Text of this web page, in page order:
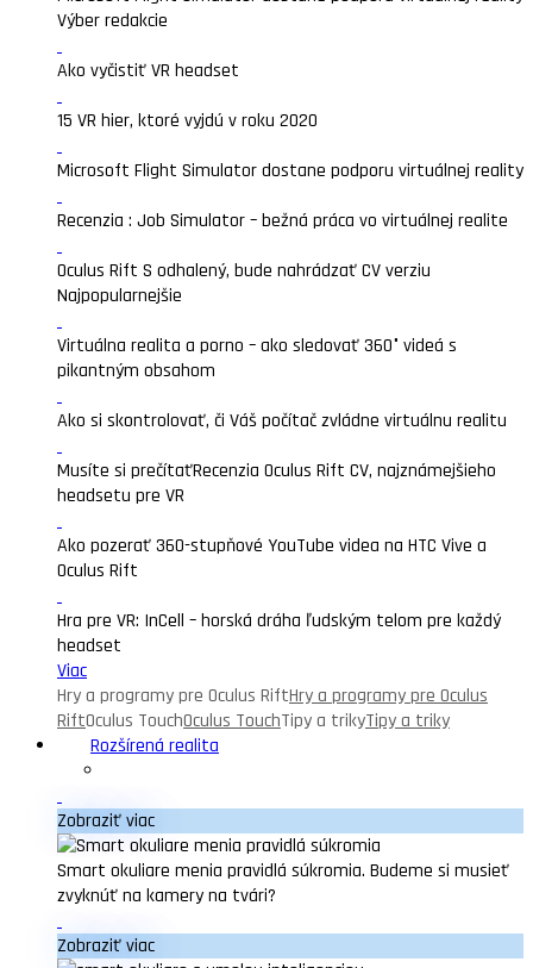
Výber redakcie
Ako vyčistiť VR headset
15 VR hier, ktoré vyjdú v roku 2020
Microsoft Flight Simulator dostane podporu virtuálnej reality
Recenzia : Job Simulator – bežná práca vo virtuálnej realite
Oculus Rift S odhalený, bude nahrádzať CV verziu
Najpopularnejšie
Virtuálna realita a porno – ako sledovať 360° videá s
pikantným obsahom
Ako si skontrolovať, či Váš počítač zvládne virtuálnu realitu
Musíte si prečítaťRecenzia Oculus Rift CV, najznámejšieho
headsetu pre VR
Ako pozerať 360-stupňové YouTube videa na HTC Vive a
Oculus Rift
Hra pre VR: InCell – horská dráha ľudským telom pre každý
headset
Viac
Hry a programy pre Oculus RiftHry a programy pre Oculus
RiftOculus TouchOculus TouchTipy a trikyTipy a triky
Rozšírená realita
Zobraziť viac
Smart okuliare menia pravidlá súkromia. Budeme si musieť
zvyknúť na kamery na tvári?
Zobraziť viac